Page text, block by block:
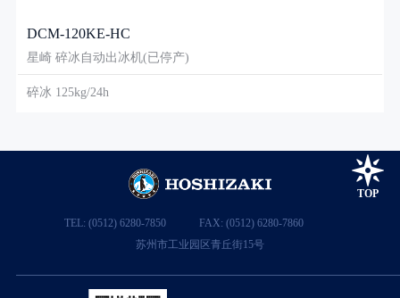
DCM-120KE-HC
星崎 碎冰自动出冰机(已停产)
碎冰 125kg/24h
TEL: (0512) 6280-7850
FAX: (0512) 6280-7860
苏州市工业园区青丘街15号
TOP